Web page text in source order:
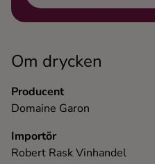
Om drycken
Producent
Domaine Garon
Importör
Robert Rask Vinhandel